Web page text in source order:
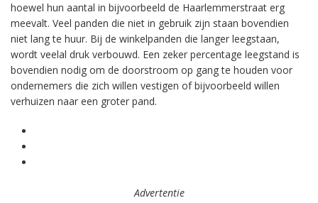
hoewel hun aantal in bijvoorbeeld de Haarlemmerstraat erg
meevalt. Veel panden die niet in gebruik zijn staan bovendien
niet lang te huur. Bij de winkelpanden die langer leegstaan,
wordt veelal druk verbouwd. Een zeker percentage leegstand is
bovendien nodig om de doorstroom op gang te houden voor
ondernemers die zich willen vestigen of bijvoorbeeld willen
verhuizen naar een groter pand.
Advertentie